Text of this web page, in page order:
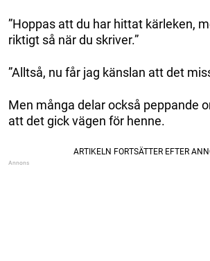
”Hoppas att du har hittat kärleken,
riktigt så när du skriver.”
”Alltså, nu får jag känslan att det
Men många delar också peppande
att det gick vägen för henne.